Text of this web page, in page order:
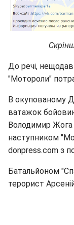
До речі,
"Мотороли"
В окупованому
ватажок
Володимир Жога
наступником
donpress.com з
Батальйоном
терорист